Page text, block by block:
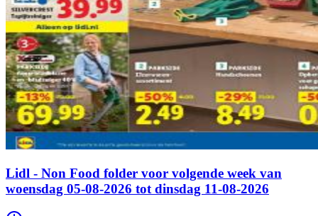
Lidl - Non Food folder voor volgende week van
woensdag 05-08-2026 tot dinsdag 11-08-2026